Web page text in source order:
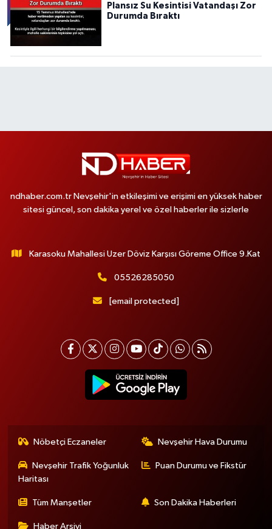
Plansız Su Kesintisi Vatandaşı Zor
Durumda Bıraktı
ndhaber.com.tr Nevşehir'in etkileşimi ve erişimi en yüksek haber
sitesi güncel, son dakika yerel ve özel haberler ile sizlerle
Karasoku Mahallesi Uzer Döviz Karşısı Göreme Office 9.Kat
05526285050
[email protected]
Nöbetçi Eczaneler Nevşehir Hava Durumu
Nevşehir Trafik Yoğunluk
Haritası
Puan Durumu ve Fikstür
Tüm Manşetler Son Dakika Haberleri
Haber Arşivi